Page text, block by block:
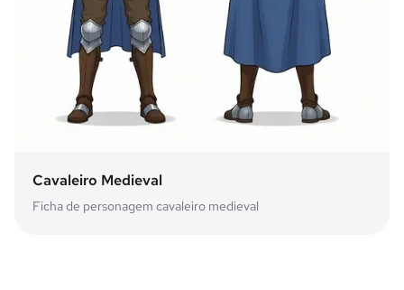
Cavaleiro Medieval
Ficha de personagem cavaleiro medieval